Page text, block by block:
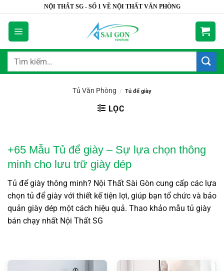
dung
NỘI THẤT SG - SỐ 1 VỀ NỘI THẤT VĂN PHÒNG
Tìm
Tủ Văn Phòng / Tủ để giày
LỌC
+65 Mẫu Tủ để giày – Sự lựa chọn thông
minh cho lưu trữ giày dép
Tủ để giày thông minh? Nội Thất Sài Gòn cung cấp các lựa
chọn tủ để giày với thiết kế tiện lợi, giúp bạn tổ chức và bảo
quản giày dép một cách hiệu quả. Thao khảo mẫu tủ giày
bán chạy nhất Nội Thất SG